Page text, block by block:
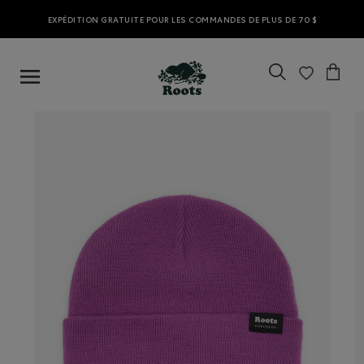
EXPÉDITION GRATUITE POUR LES COMMANDES DE PLUS DE 70 $